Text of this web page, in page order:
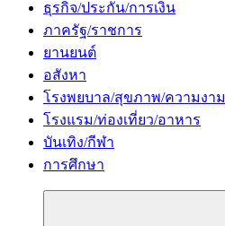
ธุรกิจ/ประกัน/การเงิน
ภาครัฐ/ราชการ
ยานยนต์
อสังหา
โรงพยบาล/สุขภาพ/ความงาม
โรงแรม/ท่องเที่ยว/อาหาร
บันเทิง/กีฬา
การศึกษา